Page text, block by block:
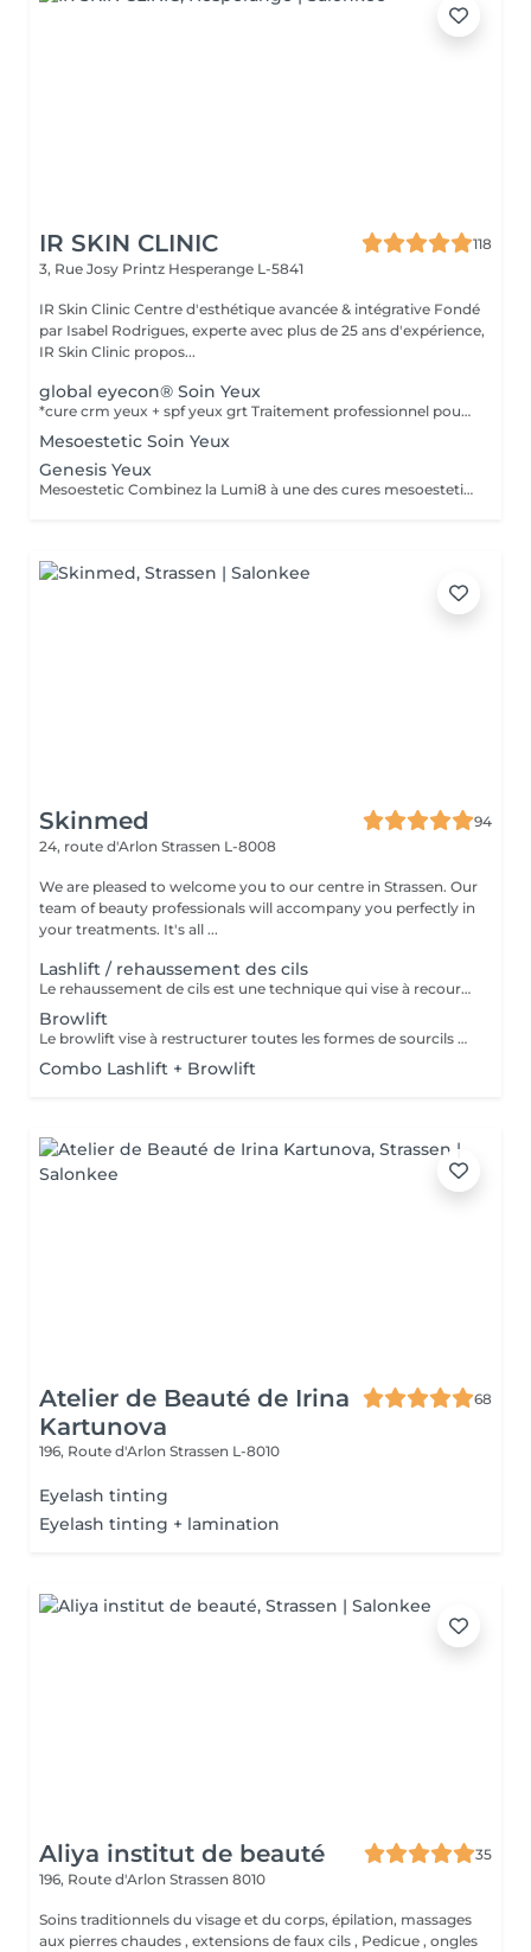
IR SKIN CLINIC
118
3, Rue Josy Printz Hesperange L-5841
IR Skin Clinic Centre d'esthétique avancée & intégrative Fondé
par Isabel Rodrigues, experte avec plus de 25 ans d'expérience,
IR Skin Clinic propos...
global eyecon® Soin Yeux
*cure crm yeux + spf yeux grt Traitement professionnel pour corriger les multiples imperfections du contour oculaire. Traitement GLOBAL pour combattre les multiples imperfections de la zone péri oculaire. Protocole combiné de différentes catégories de produit : peeling + solution transépidermique. Efficacité thérapeutique maximale et protocole très faiblement invasif. Produits spécifiquement développés pour cette zone avec une excellente tolérance dermique et oculaire, testés sous contrôle dermatologique et ophtalmologique. Pour atténuer les rides et lignes d'expression, poches et cernes, et à l'affaissement de la paupière supérieure. Durée: 30 min, en cure de 6 soins à raison d'un soin par semaine.
Mesoestetic Soin Yeux
Genesis Yeux
Mesoestetic Combinez la Lumi8 à une des cures mesoestetic,mesopeel , mesoéclat... afin d'obtenir un résultat spectaculaire et durable. Recommandé pour l'anti-aging , les peaux acnéique , affaissées , les rides . les cicatrices et les autres imperfections de la peau. Bienvenue dans une nouvelle ère dans les soins du visage et du corps . Résultat spectaculaires , efficaces , durables et scientifiquement avérés, visible dès la première séance. Traitement indolore et non invasif
Skinmed
94
24, route d'Arlon Strassen L-8008
We are pleased to welcome you to our centre in Strassen. Our
team of beauty professionals will accompany you perfectly in
your treatments. It's all ...
Lashlift / rehaussement des cils
Le rehaussement de cils est une technique qui vise à recourber et à allonger les cils afin d'apporter un effet mascara au regard. Le regard est plus ouvert et plus lumineux.
Browlift
Le browlift vise à restructurer toutes les formes de sourcils et à mettre en valeur leur caractère naturel, ce qui a pour effet d'intensifier le regard.
Combo Lashlift + Browlift
Atelier de Beauté de Irina
Kartunova
68
196, Route d'Arlon Strassen L-8010
Eyelash tinting
Eyelash tinting + lamination
Aliya institut de beauté
35
196, Route d'Arlon Strassen 8010
Soins traditionnels du visage et du corps, épilation, massages
aux pierres chaudes , extensions de faux cils , Pedicue , ongles